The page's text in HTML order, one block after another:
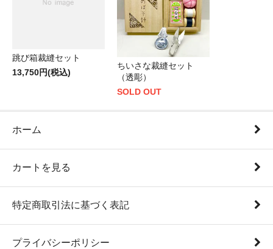
跳び箱裁縫セット
13,750円(税込)
ちいさな裁縫セット
（透彫）
SOLD OUT
ホーム
カートを見る
特定商取引法に基づく表記
プライバシーポリシー